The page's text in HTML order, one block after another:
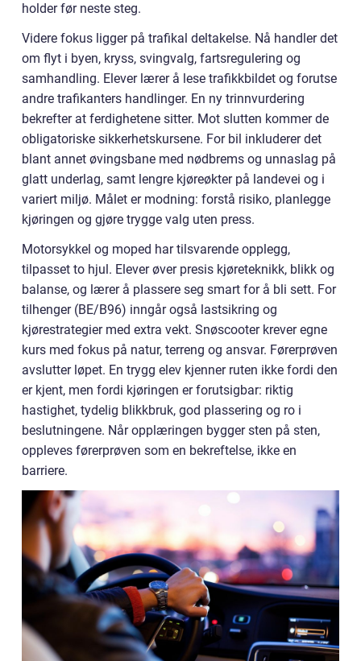
holder før neste steg.
Videre fokus ligger på trafikal deltakelse. Nå handler det
om flyt i byen, kryss, svingvalg, fartsregulering og
samhandling. Elever lærer å lese trafikkbildet og forutse
andre trafikanters handlinger. En ny trinnvurdering
bekrefter at ferdighetene sitter. Mot slutten kommer de
obligatoriske sikkerhetskursene. For bil inkluderer det
blant annet øvingsbane med nødbrems og unnaslag på
glatt underlag, samt lengre kjøreøkter på landevei og i
variert miljø. Målet er modning: forstå risiko, planlegge
kjøringen og gjøre trygge valg uten press.
Motorsykkel og moped har tilsvarende opplegg,
tilpasset to hjul. Elever øver presis kjøreteknikk, blikk og
balanse, og lærer å plassere seg smart for å bli sett. For
tilhenger (BE/B96) inngår også lastsikring og
kjørestrategier med extra vekt. Snøscooter krever egne
kurs med fokus på natur, terreng og ansvar. Førerprøven
avslutter løpet. En trygg elev kjenner ruten ikke fordi den
er kjent, men fordi kjøringen er forutsigbar: riktig
hastighet, tydelig blikkbruk, god plassering og ro i
beslutningene. Når opplæringen bygger sten på sten,
oppleves førerprøven som en bekreftelse, ikke en
barriere.